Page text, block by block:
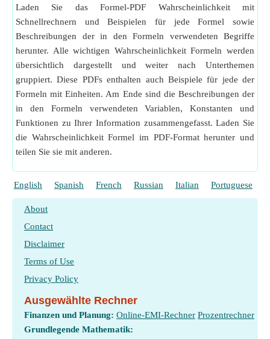
Laden Sie das Formel-PDF Wahrscheinlichkeit mit
Schnellrechnern und Beispielen für jede Formel sowie
Beschreibungen der in den Formeln verwendeten Begriffe
herunter. Alle wichtigen Wahrscheinlichkeit Formeln werden
übersichtlich dargestellt und weiter nach Unterthemen
gruppiert. Diese PDFs enthalten auch Beispiele für jede der
Formeln mit Einheiten. Am Ende sind die Beschreibungen der
in den Formeln verwendeten Variablen, Konstanten und
Funktionen zu Ihrer Information zusammengefasst. Laden Sie
die Wahrscheinlichkeit Formel im PDF-Format herunter und
teilen Sie sie mit anderen.
English Spanish French Russian Italian Portuguese
About
Contact
Disclaimer
Terms of Use
Privacy Policy
Ausgewählte Rechner
Finanzen und Planung: Online-EMI-Rechner Prozentrechner
Grundlegende Mathematik: